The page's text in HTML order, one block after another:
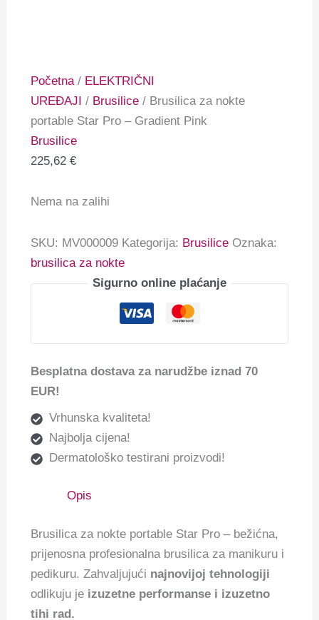
Početna / ELEKTRIČNI
UREĐAJI / Brusilice / Brusilica za nokte
portable Star Pro – Gradient Pink
Brusilice
225,62€
Nema na zalihi
SKU: MV000009 Kategorija: Brusilice Oznaka:
brusilica za nokte
Sigurno online plaćanje
Besplatna dostava za narudžbe iznad 70
EUR!
Vrhunska kvaliteta!
Najbolja cijena!
Dermatološko testirani proizvodi!
Opis
Brusilica za nokte portable Star Pro – bežićna,
prijenosna profesionalna brusilica za manikuru i
pedikuru. Zahvaljujući najnovijoj tehnologiji
odlikuju je izuzetne performanse i izuzetno
tihi rad.